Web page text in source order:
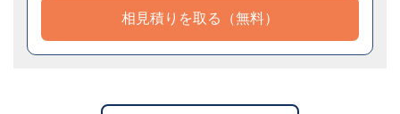
相見積りを取る（無料）